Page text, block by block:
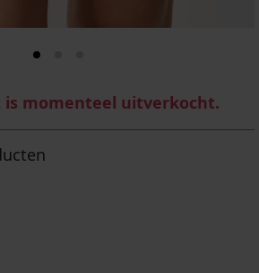
is momenteel uitverkocht.